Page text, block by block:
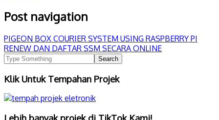
Post navigation
PIGEON BOX COURIER SYSTEM USING RASPBERRY PI
RENEW DAN DAFTAR SSM SECARA ONLINE
Klik Untuk Tempahan Projek